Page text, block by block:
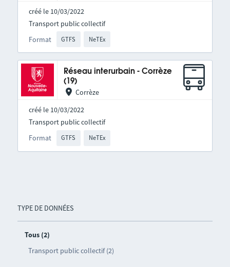
TYPE DE DONNÉES
Tous (2)
Transport public collectif (2)
créé le 10/03/2022
Format GTFS NeTEx
Transport public collectif
Réseau interurbain - Corrèze
(19)
Corrèze
créé le 10/03/2022
Format GTFS NeTEx
Transport public collectif